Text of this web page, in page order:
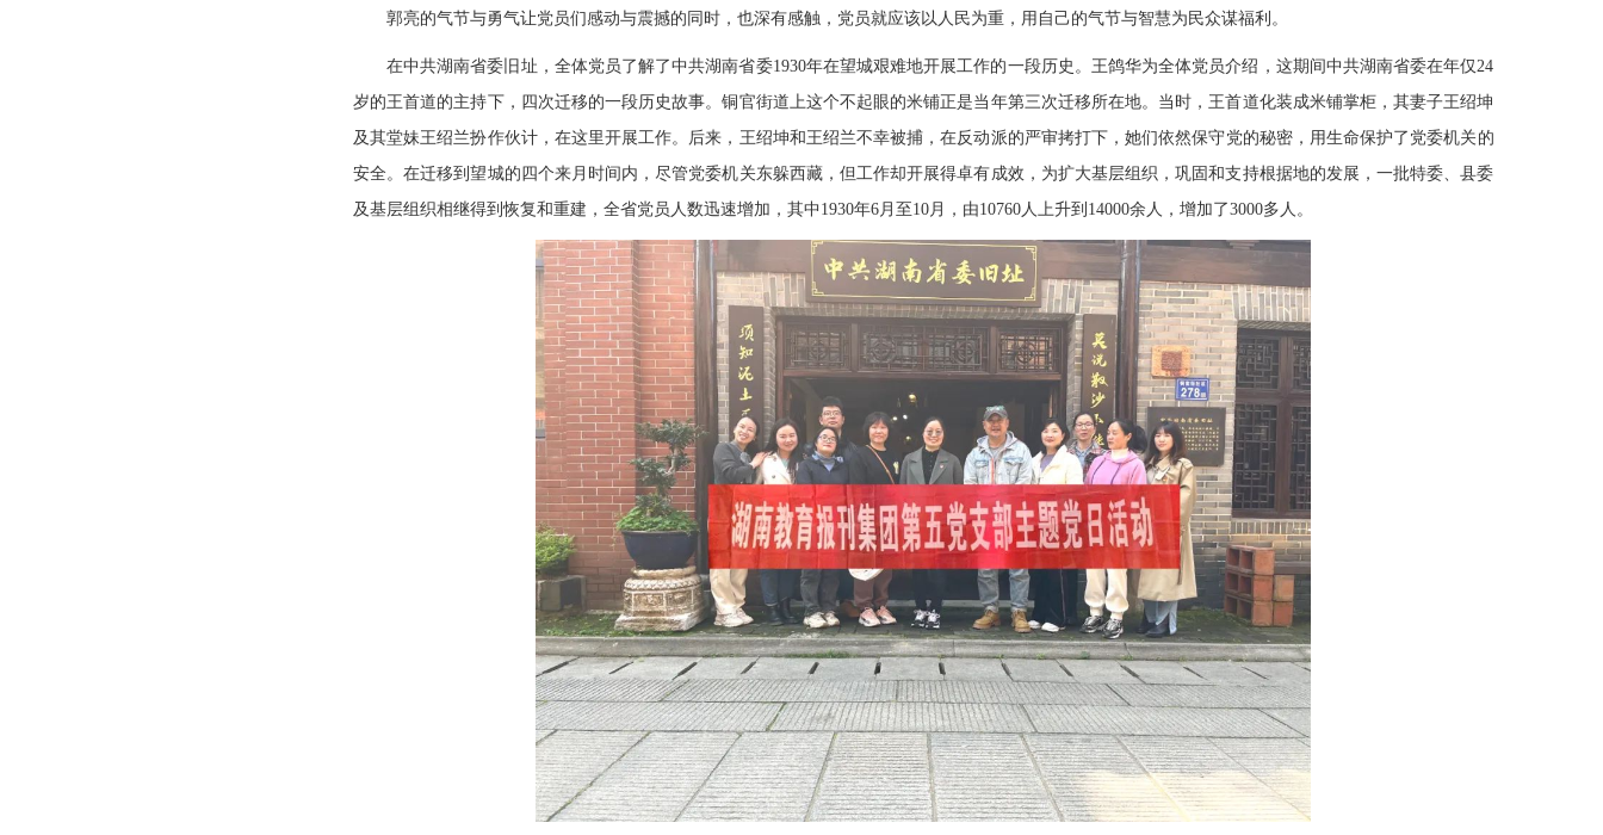
郭亮的气节与勇气让党员们感动与震撼的同时，也深有感触，党员就应该以人民为重，用自己的气节与智慧为民众谋福利。
在中共湖南省委旧址，全体党员了解了中共湖南省委1930年在望城艰难地开展工作的一段历史。王鸽华为全体党员介绍，这期间中共湖南省委在年仅24
岁的王首道的主持下，四次迁移的一段历史故事。铜官街道上这个不起眼的米铺正是当年第三次迁移所在地。当时，王首道化装成米铺掌柜，其妻子王绍坤
及其堂妹王绍兰扮作伙计，在这里开展工作。后来，王绍坤和王绍兰不幸被捕，在反动派的严审拷打下，她们依然保守党的秘密，用生命保护了党委机关的
安全。在迁移到望城的四个来月时间内，尽管党委机关东躲西藏，但工作却开展得卓有成效，为扩大基层组织，巩固和支持根据地的发展，一批特委、县委
及基层组织相继得到恢复和重建，全省党员人数迅速增加，其中1930年6月至10月，由10760人上升到14000余人，增加了3000多人。